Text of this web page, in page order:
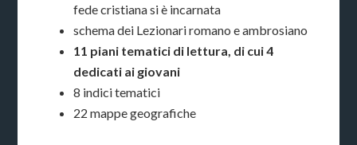
fede cristiana si è incarnata
schema dei Lezionari romano e ambrosiano
11 piani tematici di lettura, di cui 4
dedicati ai giovani
8 indici tematici
22 mappe geografiche